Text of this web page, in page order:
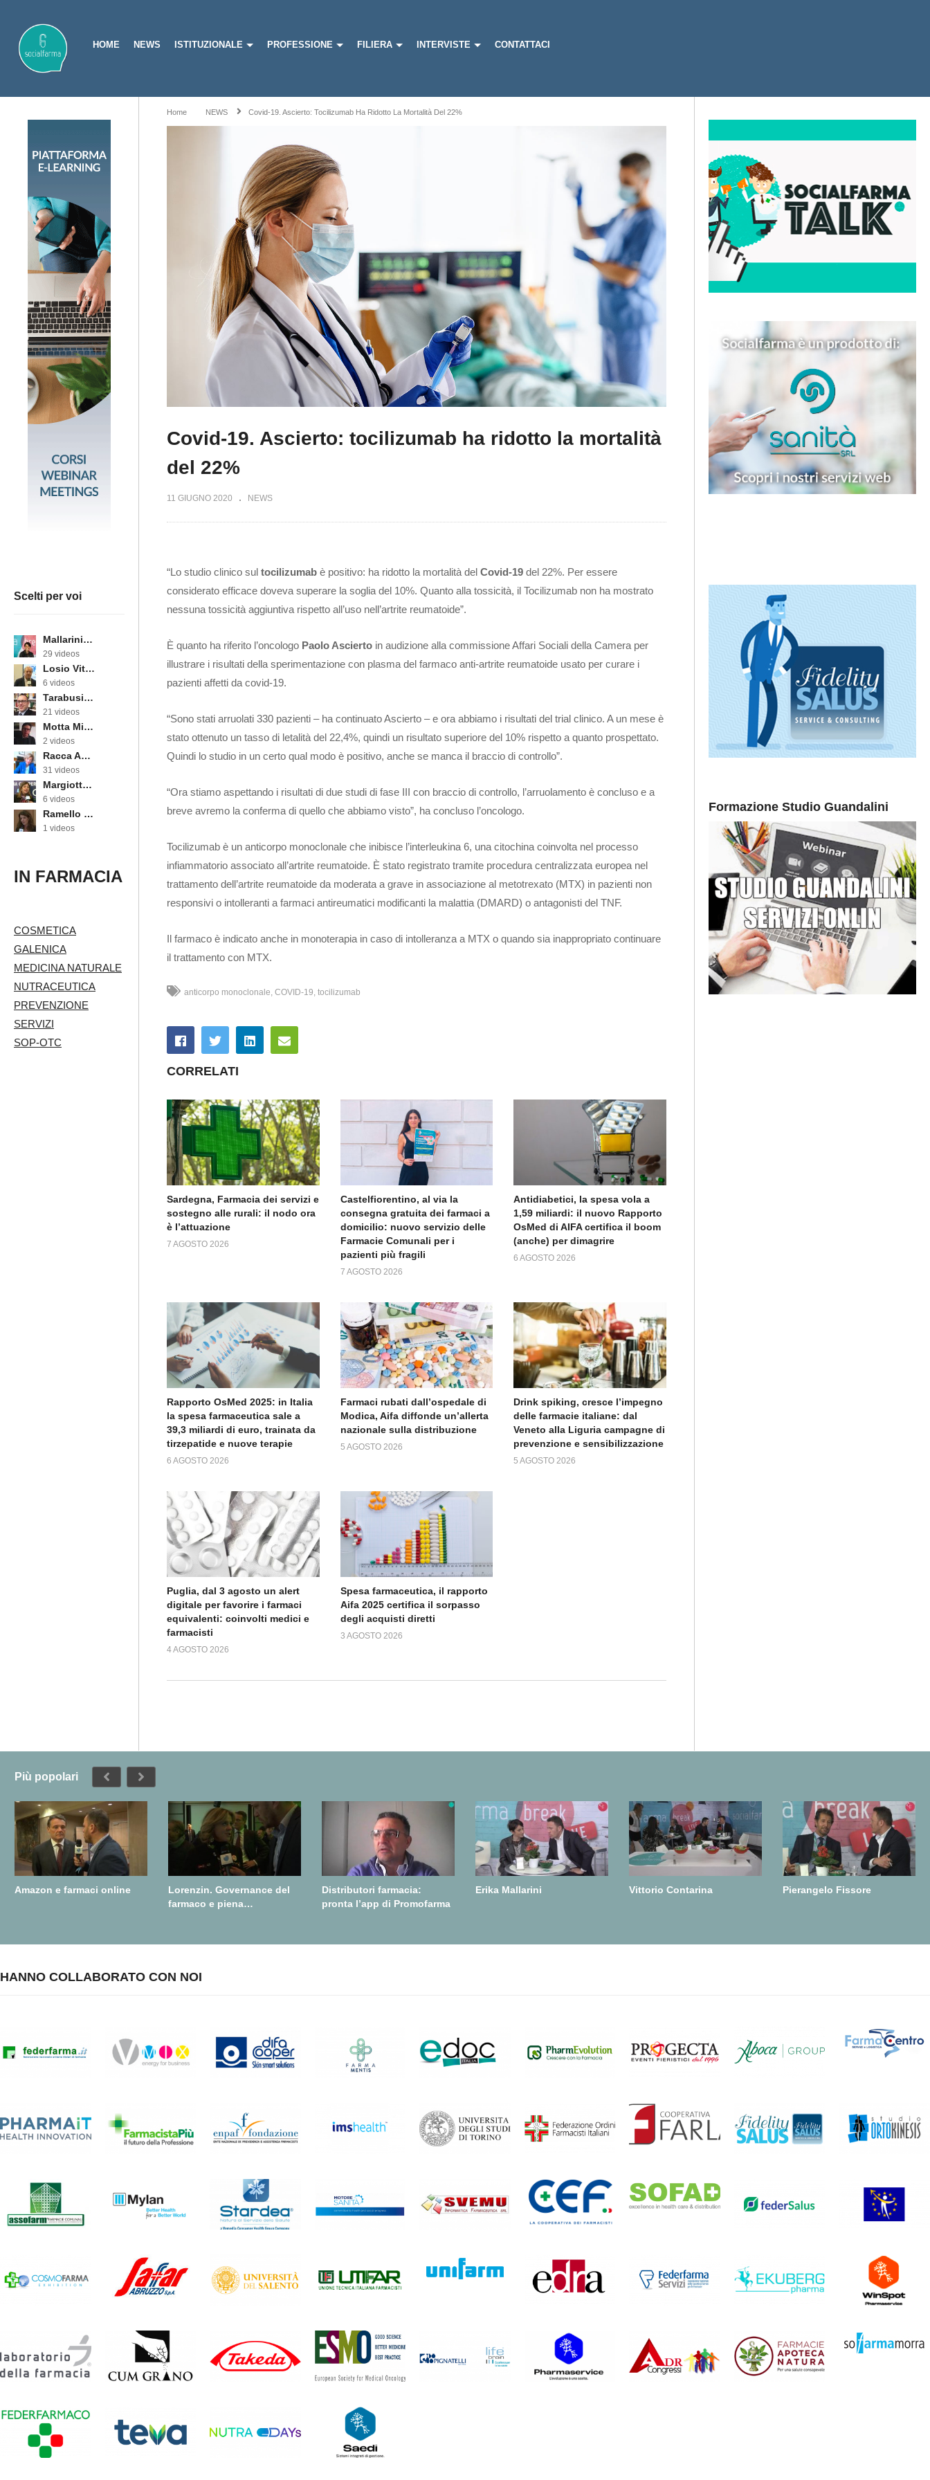
HOME NEWS ISTITUZIONALE PROFESSIONE FILIERA INTERVISTE CONTATTACI
Scelti per voi
Mallarini Erika
29 videos
Losio Vittorino
6 videos
Tarabusi Marcello
21 videos
Motta Michele
2 videos
Racca Annarosa
31 videos
Margiotta Angela
6 videos
Ramello Cinzia
1 videos
IN FARMACIA
COSMETICA
GALENICA
MEDICINA NATURALE
NUTRACEUTICA
PREVENZIONE
SERVIZI
SOP-OTC
Home NEWS Covid-19. Ascierto: Tocilizumab Ha Ridotto La Mortalità Del 22%
Covid-19. Ascierto: tocilizumab ha ridotto la mortalità
del 22%
11 GIUGNO 2020 NEWS
“Lo studio clinico sul tocilizumab è positivo: ha ridotto la mortalità del Covid-19 del 22%. Per essere
considerato efficace doveva superare la soglia del 10%. Quanto alla tossicità, il Tocilizumab non ha mostrato
nessuna tossicità aggiuntiva rispetto all’uso nell’artrite reumatoide”.
È quanto ha riferito l’oncologo Paolo Ascierto in audizione alla commissione Affari Sociali della Camera per
illustrare i risultati della sperimentazione con plasma del farmaco anti-artrite reumatoide usato per curare i
pazienti affetti da covid-19.
“Sono stati arruolati 330 pazienti – ha continuato Ascierto – e ora abbiamo i risultati del trial clinico. A un mese è
stato ottenuto un tasso di letalità del 22,4%, quindi un risultato superiore del 10% rispetto a quanto prospettato.
Quindi lo studio in un certo qual modo è positivo, anche se manca il braccio di controllo”.
“Ora stiamo aspettando i risultati di due studi di fase III con braccio di controllo, l’arruolamento è concluso e a
breve avremo la conferma di quello che abbiamo visto”, ha concluso l’oncologo.
Tocilizumab è un anticorpo monoclonale che inibisce l’interleukina 6, una citochina coinvolta nel processo
infiammatorio associato all’artrite reumatoide. È stato registrato tramite procedura centralizzata europea nel
trattamento dell’artrite reumatoide da moderata a grave in associazione al metotrexato (MTX) in pazienti non
responsivi o intolleranti a farmaci antireumatici modificanti la malattia (DMARD) o antagonisti del TNF.
Il farmaco è indicato anche in monoterapia in caso di intolleranza a MTX o quando sia inappropriato continuare
il trattamento con MTX.
anticorpo monoclonale COVID-19 tocilizumab
CORRELATI
Sardegna, Farmacia dei servizi e
sostegno alle rurali: il nodo ora
è l’attuazione
7 AGOSTO 2026
Castelfiorentino, al via la
consegna gratuita dei farmaci a
domicilio: nuovo servizio delle
Farmacie Comunali per i
pazienti più fragili
7 AGOSTO 2026
Antidiabetici, la spesa vola a
1,59 miliardi: il nuovo Rapporto
OsMed di AIFA certifica il boom
(anche) per dimagrire
6 AGOSTO 2026
Rapporto OsMed 2025: in Italia
la spesa farmaceutica sale a
39,3 miliardi di euro, trainata da
tirzepatide e nuove terapie
6 AGOSTO 2026
Farmaci rubati dall’ospedale di
Modica, Aifa diffonde un’allerta
nazionale sulla distribuzione
5 AGOSTO 2026
Drink spiking, cresce l’impegno
delle farmacie italiane: dal
Veneto alla Liguria campagne di
prevenzione e sensibilizzazione
5 AGOSTO 2026
Puglia, dal 3 agosto un alert
digitale per favorire i farmaci
equivalenti: coinvolti medici e
farmacisti
4 AGOSTO 2026
Spesa farmaceutica, il rapporto
Aifa 2025 certifica il sorpasso
degli acquisti diretti
3 AGOSTO 2026
Formazione Studio Guandalini
Più popolari
Amazon e farmaci online
Lorenzin. Governance del
farmaco e piena
Distributori farmacia:
pronta l’app di Promofarma
Erika Mallarini Vittorio Contarina Pierangelo Fissore
HANNO COLLABORATO CON NOI